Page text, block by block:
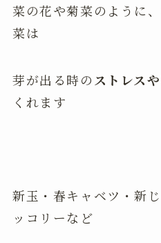
菜の花や菊菜のように
菜は
芽が出る時の ストレス
くれます
新玉・春キャベツ・新
ッコリーなど